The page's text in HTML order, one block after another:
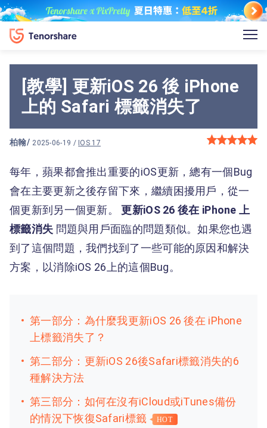
[教學] 更新iOS 26 後 iPhone
上的 Safari 標籤消失了
柏翰/ 2025-06-19 / IOS 17
每年，蘋果都會推出重要的iOS更新，總有一個Bug
會在主要更新之後存留下來，繼續困擾用戶，從一
個更新到另一個更新。更新iOS 26 後在 iPhone 上
標籤消失 問題與用戶面臨的問題類似。如果您也遇
到了這個問題，我們找到了一些可能的原因和解決
方案，以消除iOS 26上的這個Bug。
第一部分：為什麼我更新iOS 26 後在 iPhone
上標籤消失了？
第二部分：更新iOS 26後Safari標籤消失的6
種解決方法
第三部分：如何在沒有iCloud或iTunes備份
的情況下恢復Safari標籤
HOT